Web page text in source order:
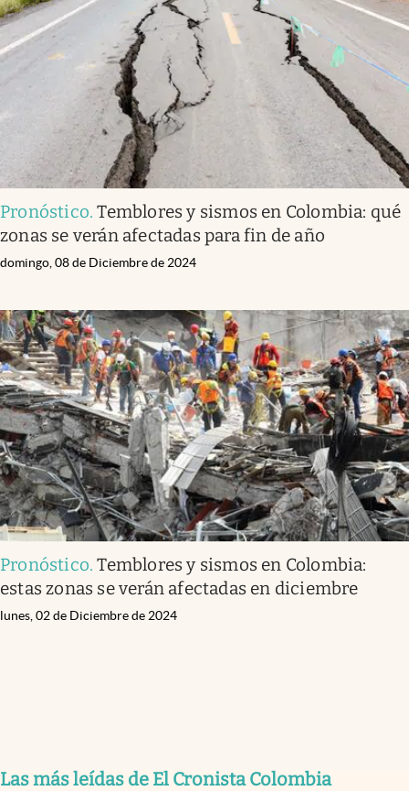
Pronóstico.Temblores y sismos en Colombia: qué
zonas se verán afectadas para fin de año
domingo, 08 de Diciembre de 2024
Pronóstico.Temblores y sismos en Colombia:
estas zonas se verán afectadas en diciembre
lunes, 02 de Diciembre de 2024
Las más leídas de El Cronista Colombia